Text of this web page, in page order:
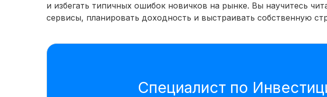
и избегать типичных ошибок новичков на рынке. Вы научитесь
сервисы, планировать доходность и выстраивать собственную
Специалист по